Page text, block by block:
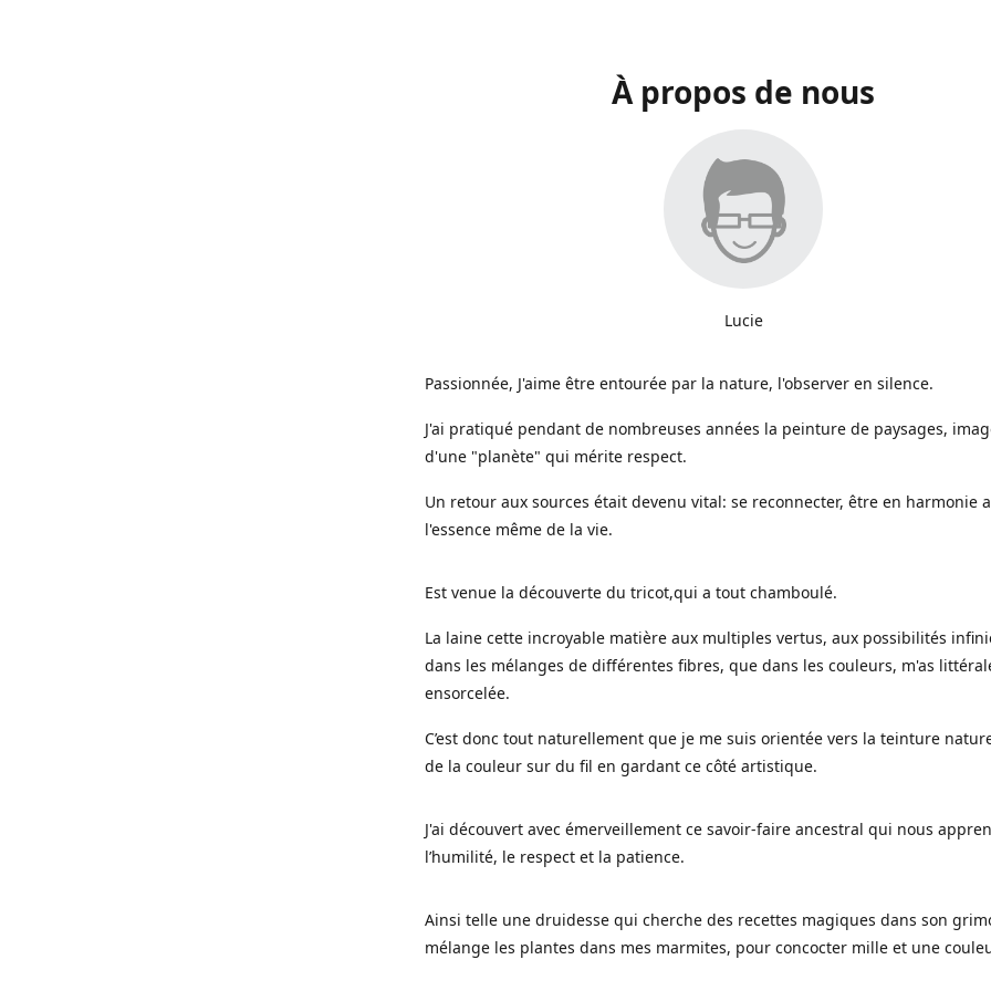
À propos de nous
Lucie
Passionnée, J'aime être entourée par la nature, l'observer en silence.
J'ai pratiqué pendant de nombreuses années la peinture de paysages,
d'une "planète" qui mérite respect.
Un retour aux sources était devenu vital: se reconnecter, être en harmonie
l'essence même de la vie.
Est venue la découverte du tricot,qui a tout chamboulé.
La laine cette incroyable matière aux multiples vertus, aux possibilités
dans les mélanges de différentes fibres, que dans les couleurs, m'as
ensorcelée.
C’est donc tout naturellement que je me suis orientée vers la teinture
de la couleur sur du fil en gardant ce côté artistique.
J'ai découvert avec émerveillement ce savoir-faire ancestral qui nous
l’humilité, le respect et la patience.
Ainsi telle une druidesse qui cherche des recettes magiques dans son
mélange les plantes dans mes marmites, pour concocter mille et une